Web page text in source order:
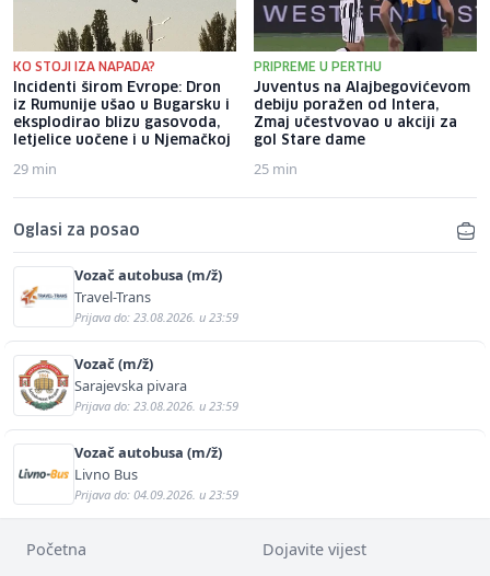
KO STOJI IZA NAPADA?
Incidenti širom Evrope: Dron
iz Rumunije ušao u Bugarsku i
eksplodirao blizu gasovoda,
letjelice uočene i u Njemačkoj
29 min
PRIPREME U PERTHU
Juventus na Alajbegovićevom
debiju poražen od Intera,
Zmaj učestvovao u akciji za
gol Stare dame
25 min
Oglasi za posao
Vozač autobusa (m/ž)
Travel-Trans
Prijava do: 23.08.2026. u 23:59
Vozač (m/ž)
Sarajevska pivara
Prijava do: 23.08.2026. u 23:59
Vozač autobusa (m/ž)
Livno Bus
Prijava do: 04.09.2026. u 23:59
Početna Dojavite vijest